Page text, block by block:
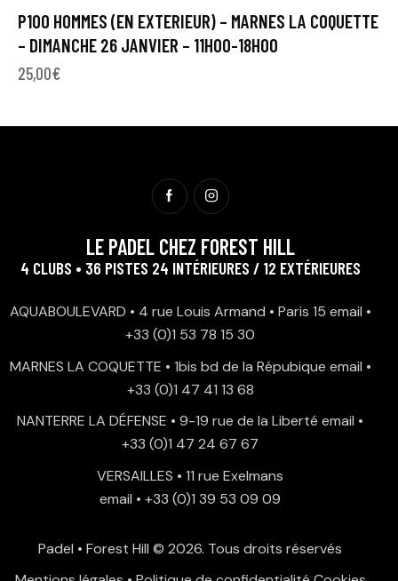
P100 HOMMES (EN EXTERIEUR) – MARNES LA COQUETTE
– DIMANCHE 26 JANVIER – 11H00-18H00
25,00€
LE PADEL CHEZ FOREST HILL
4 CLUBS • 36 PISTES 24 INTÉRIEURES / 12 EXTÉRIEURES
AQUABOULEVARD • 4 rue Louis Armand • Paris 15 email •
+33 (0)1 53 78 15 30
MARNES LA COQUETTE • 1bis bd de la Répubique email •
+33 (0)1 47 41 13 68
NANTERRE LA DÉFENSE • 9-19 rue de la Liberté email •
+33 (0)1 47 24 67 67
VERSAILLES • 11 rue Exelmans
email • +33 (0)1 39 53 09 09
Padel • Forest Hill © 2026. Tous droits réservés